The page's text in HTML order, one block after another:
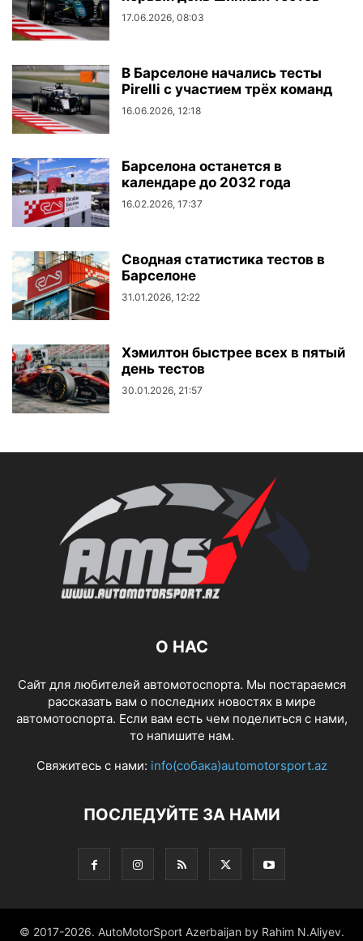
17.06.2026, 08:03
В Барселоне начались тесты
Pirelli с участием трёх команд
16.06.2026, 12:18
Барселона останется в
календаре до 2032 года
16.02.2026, 17:37
Сводная статистика тестов в
Барселоне
31.01.2026, 12:22
Хэмилтон быстрее всех в пятый
день тестов
30.01.2026, 21:57
О НАС
Сайт для любителей автомотоспорта. Мы постараемся
рассказать вам о последних новостях в мире
автомотоспорта. Если вам есть чем поделиться с нами,
то напишите нам.
Свяжитесь с нами: info(собака)automotorsport.az
ПОСЛЕДУЙТЕ ЗА НАМИ
© 2017-2026. AutoMotorSport Azerbaijan by Rahim N.Aliyev.